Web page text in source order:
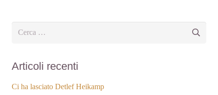
Articoli recenti
Ci ha lasciato Detlef Heikamp